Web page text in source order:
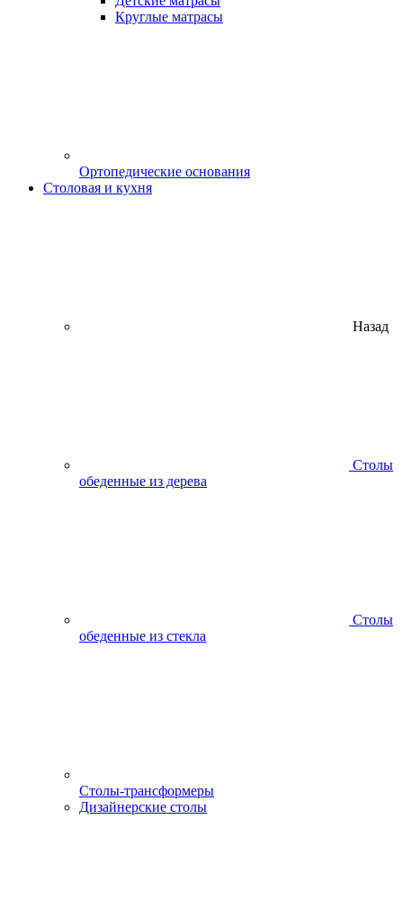
Круглые матрасы
Ортопедические основания
Столовая и кухня
Назад
Столы
обеденные из дерева
Столы
обеденные из стекла
Столы-трансформеры
Дизайнерские столы